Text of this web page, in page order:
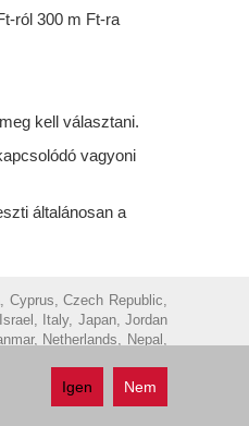
ról 300 m Ft-ra
kell választani.
vagyoni
általánosan a
Czech Republic,
Italy, Japan, Jordan
Netherlands, Nepal,
Slovenia, South
Igen Nem